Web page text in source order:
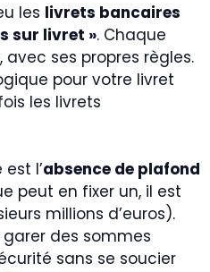
les livrets bancaires
sur livret ». Chaque
ses propres règles.
pour votre livret
les livrets
l’absence de plafond
peut en fixer un, il est
millions d’euros).
des sommes
sans se soucier